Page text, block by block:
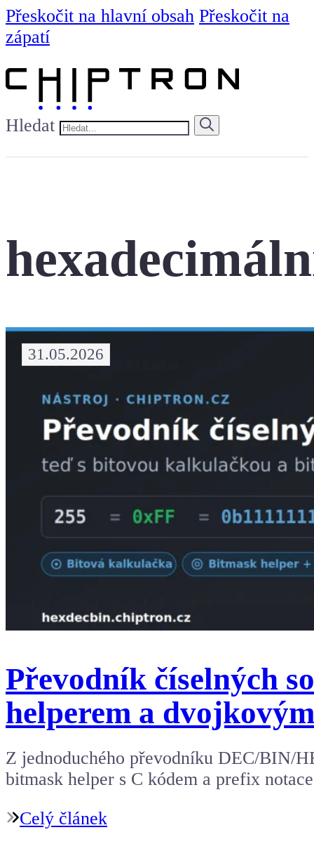
Přeskočit na hlavní obsah Přeskočit na
zápatí
Hledat
31.05.2026
Převodník číselných
helperem a
Z jednoduchého převodníku DEC/BIN/
bitmask helper s C kódem a prefix
Celý článek